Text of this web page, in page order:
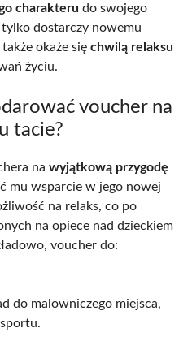
charakteru do swojego
dostarczy nowemu
okaże się chwilą relaksu
życiu.
voucher na
tacie?
na wyjątkową przygodę
mu wsparcie w jego nowej
na relaks, co po
na opiece nad dzieckiem
voucher do:
do malowniczego miejsca,